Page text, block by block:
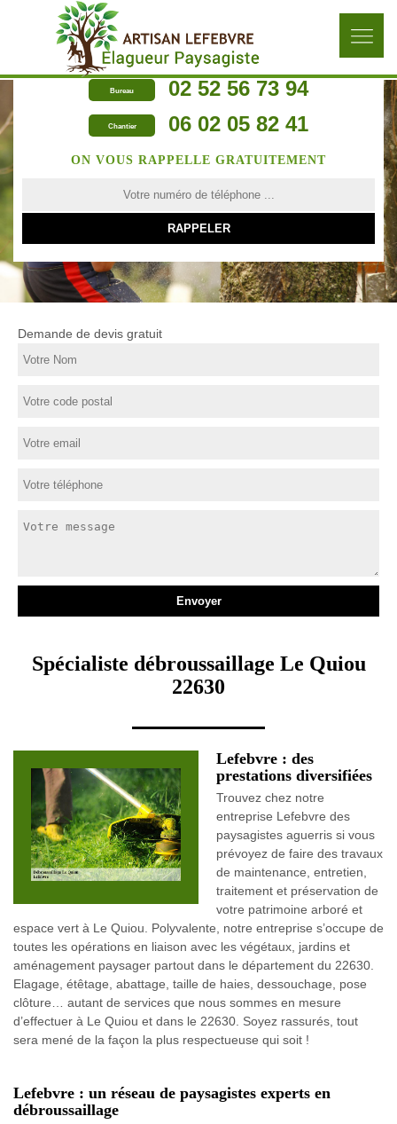
Bureau 02 52 56 73 94
Chantier 06 02 05 82 41
ON VOUS RAPPELLE GRATUITEMENT
Demande de devis gratuit
Spécialiste débroussaillage Le Quiou
22630
Lefebvre : des
prestations diversifiées
Trouvez chez notre
entreprise Lefebvre des
paysagistes aguerris si vous
prévoyez de faire des travaux
de maintenance, entretien,
traitement et préservation de
votre patrimoine arboré et
espace vert à Le Quiou. Polyvalente, notre entreprise s’occupe de
toutes les opérations en liaison avec les végétaux, jardins et
aménagement paysager partout dans le département du 22630.
Elagage, étêtage, abattage, taille de haies, dessouchage, pose
clôture… autant de services que nous sommes en mesure
d’effectuer à Le Quiou et dans le 22630. Soyez rassurés, tout
sera mené de la façon la plus respectueuse qui soit !
Lefebvre : un réseau de paysagistes experts en
débroussaillage